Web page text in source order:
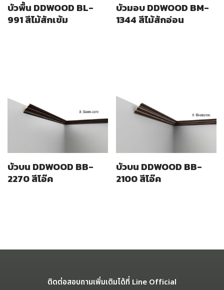
บัวพื้น DDWOOD BL-
991 สีไม้สักเข้ม
บัวมอบ DDWOOD BM-
1344 สีไม้สักอ่อน
บัวบน DDWOOD BB-
2270 สีโอ๊ค
บัวบน DDWOOD BB-
2100 สีโอ๊ค
ติดต่อสอบถามเพิ่มเติมได้ที่ Line Official